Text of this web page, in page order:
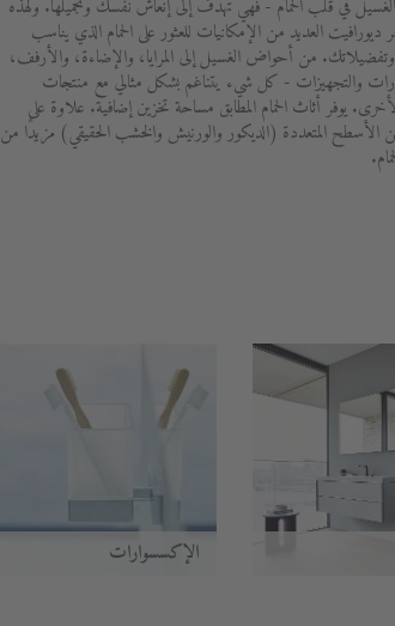
في قلب الحمام - فهي تهدف إلى إنعاش نفسك وتجميلها. ولهذه
ديورافيت العديد من الإمكانيات للعثور على الحمام الذي يناسب
من أحواض الغسيل إلى المرايا، والإضاءة، والأرفف،
والتجهيزات - كل شيء يتناغم بشكل مثالي مع منتجات
يوفر أثاث الحمام المطابق مساحة تخزين إضافية. علاوة على
المتعددة (الديكور والورنيش والخشب الحقيقي) مزيدًا من
الإكسسوارات